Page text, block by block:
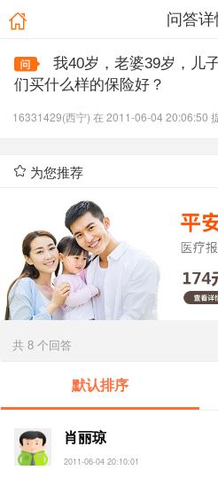
问答详
我40岁，老婆39岁，儿
们买什么样的保险好？
16331429(西宁) 在 2011-06-04 20:06:50
为您推荐
共 8 个回答
默认排序
肖丽琼
2011-06-04 20:10:01